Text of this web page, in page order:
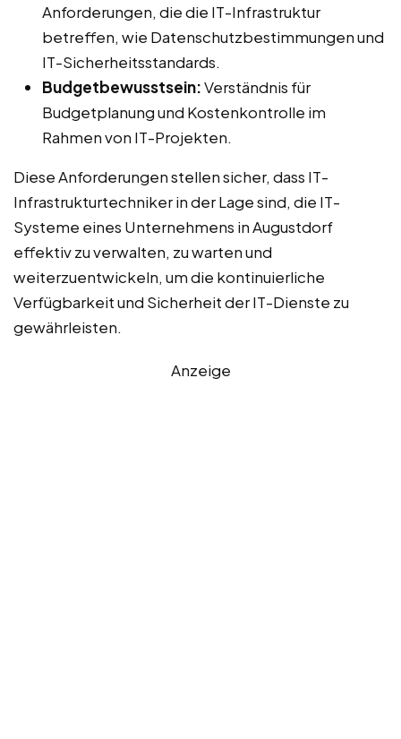
Anforderungen, die die IT-Infrastruktur
betreffen, wie Datenschutzbestimmungen und
IT-Sicherheitsstandards.
Budgetbewusstsein:Verständnis für
Budgetplanung und Kostenkontrolle im
Rahmen von IT-Projekten.
Diese Anforderungen stellen sicher, dass IT-
Infrastrukturtechniker in der Lage sind, die IT-
Systeme eines Unternehmens in Augustdorf
effektiv zu verwalten, zu warten und
weiterzuentwickeln, um die kontinuierliche
Verfügbarkeit und Sicherheit der IT-Dienste zu
gewährleisten.
Anzeige